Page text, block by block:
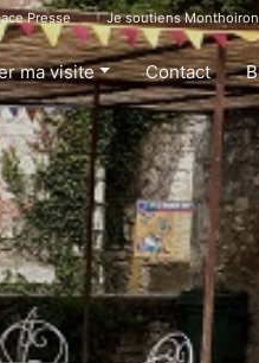
Presse Je soutiens Monthoiron
ma visite Contact